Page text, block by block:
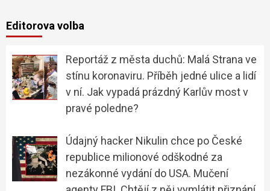
Editorova volba
Reportáž z města duchů: Malá Strana ve
stínu koronaviru. Příběh jedné ulice a lidí
v ní. Jak vypadá prázdný Karlův most v
pravé poledne?
Údajný hacker Nikulin chce po České
republice milionové odškodné za
nezákonné vydání do USA. Mučení